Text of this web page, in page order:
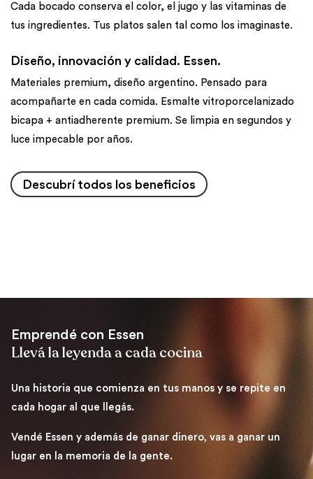
Cada bocado conserva el color, el jugo y las vitaminas de
tus ingredientes. Tus platos salen tal como los imaginaste.
Diseño, innovación y calidad. Essen.
Materiales premium, diseño argentino. Pensado para
acompañarte en cada comida. Esmalte vitroporcelanizado
bicapa + antiadherente premium. Se limpia en segundos y
luce impecable por años.
Descubrí todos los beneficios
Emprendé con Essen
Llevá la leyenda a cada cocina
Una historia que comienza en tus manos y se repite en
cada hogar al que llegás.
Vendé Essen y además de ganar dinero, vas a ganar un
lugar en la memoria de la gente.